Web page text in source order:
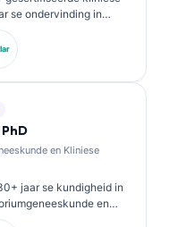
se ondervinding in
diagnostiese analise.
kliniese chemie en het
en
en Kliniese
jaar se kundigheid in
en
President van die